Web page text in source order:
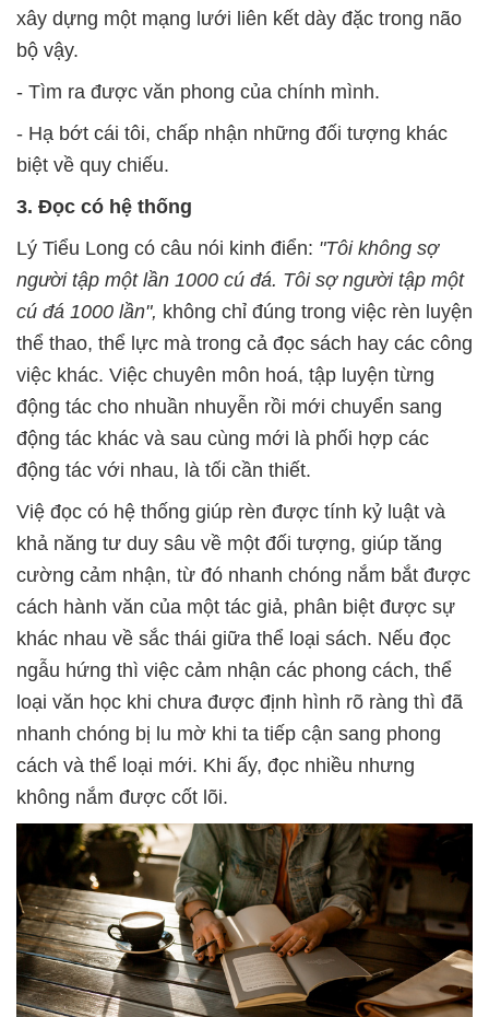
xây dựng một mạng lưới liên kết dày đặc trong não
bộ vậy.
- Tìm ra được văn phong của chính mình.
- Hạ bớt cái tôi, chấp nhận những đối tượng khác
biệt về quy chiếu.
3. Đọc có hệ thống
Lý Tiểu Long có câu nói kinh điển: "Tôi không sợ
người tập một lần 1000 cú đá. Tôi sợ người tập một
cú đá 1000 lần", không chỉ đúng trong việc rèn luyện
thể thao, thể lực mà trong cả đọc sách hay các công
việc khác. Việc chuyên môn hoá, tập luyện từng
động tác cho nhuần nhuyễn rồi mới chuyển sang
động tác khác và sau cùng mới là phối hợp các
động tác với nhau, là tối cần thiết.
Việ đọc có hệ thống giúp rèn được tính kỷ luật và
khả năng tư duy sâu về một đối tượng, giúp tăng
cường cảm nhận, từ đó nhanh chóng nắm bắt được
cách hành văn của một tác giả, phân biệt được sự
khác nhau về sắc thái giữa thể loại sách. Nếu đọc
ngẫu hứng thì việc cảm nhận các phong cách, thể
loại văn học khi chưa được định hình rõ ràng thì đã
nhanh chóng bị lu mờ khi ta tiếp cận sang phong
cách và thể loại mới. Khi ấy, đọc nhiều nhưng
không nắm được cốt lõi.